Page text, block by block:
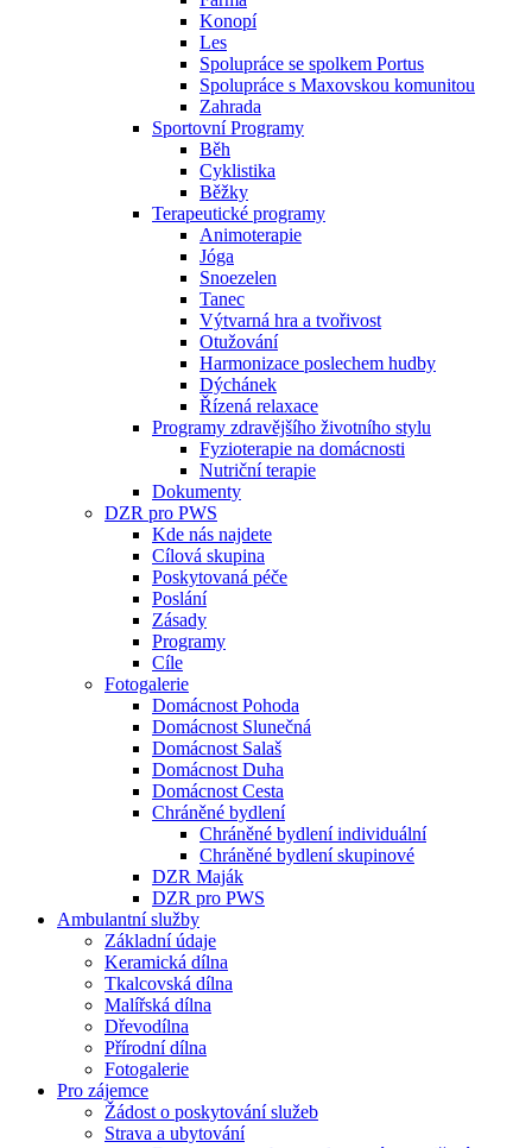
Konopí
Les
Spolupráce se spolkem Portus
Spolupráce s Maxovskou komunitou
Zahrada
Sportovní Programy
Běh
Cyklistika
Běžky
Terapeutické programy
Animoterapie
Jóga
Snoezelen
Tanec
Výtvarná hra a tvořivost
Otužování
Harmonizace poslechem hudby
Dýchánek
Řízená relaxace
Programy zdravějšího životního stylu
Fyzioterapie na domácnosti
Nutriční terapie
Dokumenty
DZR pro PWS
Kde nás najdete
Cílová skupina
Poskytovaná péče
Poslání
Zásady
Programy
Cíle
Fotogalerie
Domácnost Pohoda
Domácnost Slunečná
Domácnost Salaš
Domácnost Duha
Domácnost Cesta
Chráněné bydlení
Chráněné bydlení individuální
Chráněné bydlení skupinové
DZR Maják
DZR pro PWS
Ambulantní služby
Základní údaje
Keramická dílna
Tkalcovská dílna
Malířská dílna
Dřevodílna
Přírodní dílna
Fotogalerie
Pro zájemce
Žádost o poskytování služeb
Strava a ubytování